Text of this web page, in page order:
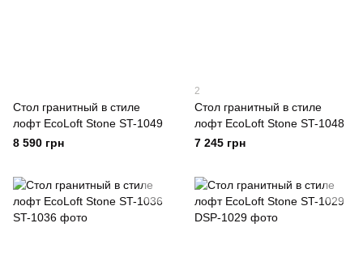
Стол гранитный в стиле
лофт EcoLoft Stone ST-1049
8 590 грн
2
Стол гранитный в стиле
лофт EcoLoft Stone ST-1048
7 245 грн